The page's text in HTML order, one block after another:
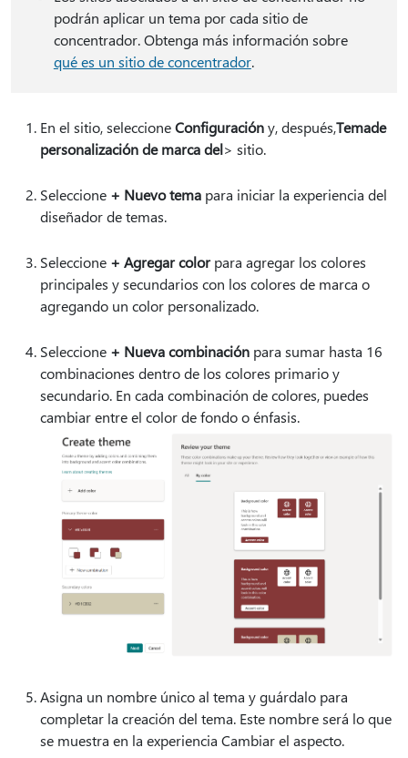
podrán aplicar un tema por cada sitio de
concentrador. Obtenga más información sobre
qué es un sitio de concentrador.
En el sitio, seleccioneConfiguracióny, después,Temade
personalización de marca del> sitio.
Seleccione + Nuevo tema para iniciar la experiencia del
diseñador de temas.
Seleccione + Agregar colorpara agregar los colores
principales y secundarios con los colores de marca o
agregando un color personalizado.
Seleccione + Nueva combinación para sumar hasta 16
combinaciones dentro de los colores primario y
secundario. En cada combinación de colores, puedes
cambiar entre el color de fondo o énfasis.
Asigna un nombre único al tema y guárdalo para
completar la creación del tema. Este nombre será lo que
se muestra en la experiencia Cambiar el aspecto.